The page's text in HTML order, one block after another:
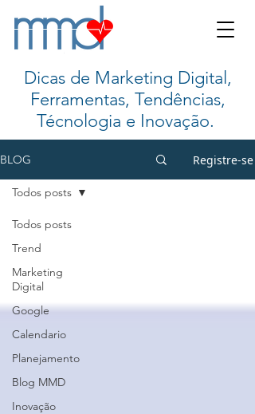
Dicas de Marketing Digital,
Ferramentas, Tendências,
Técnologia e Inovação.
BLOG Registre-se
Todos posts
Trend
Marketing
Digital
Google
Calendario
Planejamento
Blog MMD
Inovação
Todos posts